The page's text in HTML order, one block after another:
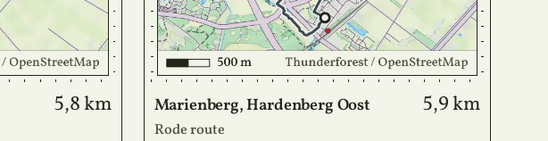
5,8 km Marienberg, Hardenberg Oost 5,9 km
Rode route